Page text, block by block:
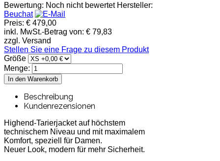
Bewertung: Noch nicht bewertet Hersteller:
Beuchat
Preis: € 479,00
inkl. MwSt.-Betrag von: € 79,83
zzgl. Versand
Stellen Sie eine Frage zu diesem Produkt
Größe
Menge:
Beschreibung
Kundenrezensionen
Highend-Tarierjacket auf höchstem
technischem Niveau und mit maximalem
Komfort, speziell für Damen.
Neuer Look, modern für mehr Sicherheit.